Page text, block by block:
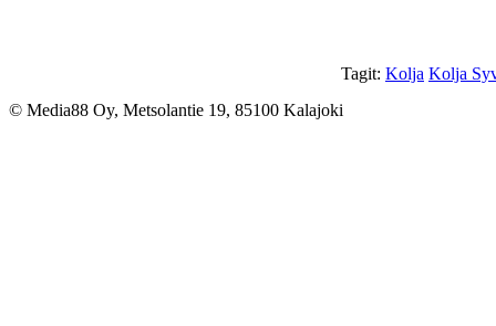
Tagit: Kolja Kolja
© Media88 Oy, Metsolantie 19, 85100 Kalajoki